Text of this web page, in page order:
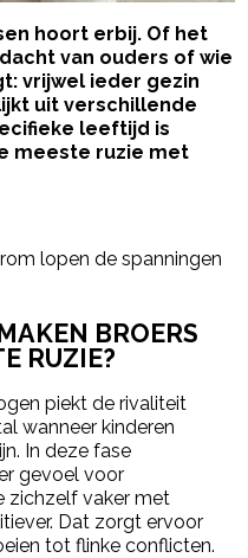
hoort erbij. Of het
van ouders of wie
vrijwel ieder gezin
uit verschillende
leeftijd is
meeste ruzie met
lopen de spanningen
BROERS
RUZIE?
piekt de rivaliteit
wanneer kinderen
In deze fase
gevoel voor
zichzelf vaker met
Dat zorgt ervoor
tot flinke conflicten.